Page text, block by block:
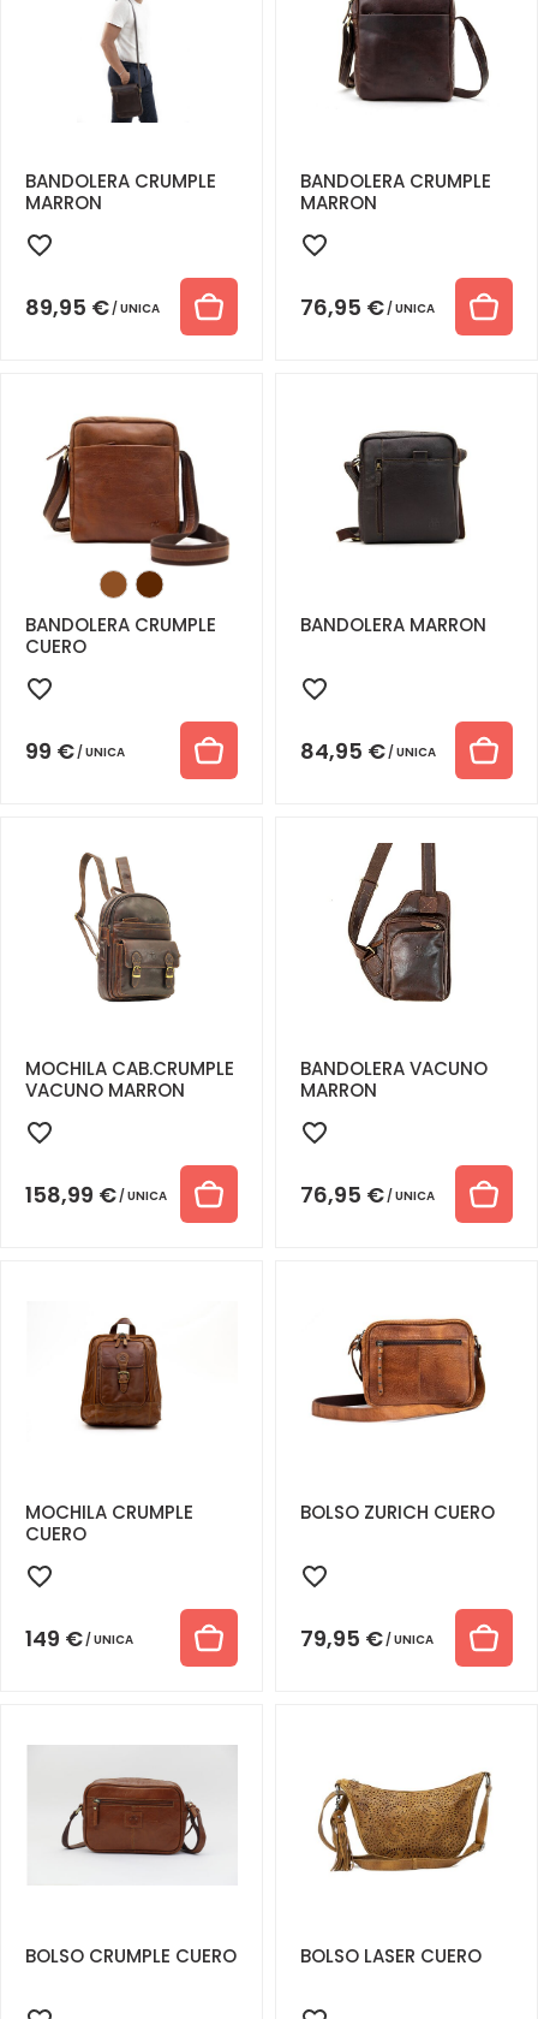
BANDOLERA CRUMPLE
MARRON
89,95 € UNICA
BANDOLERA CRUMPLE
MARRON
76,95 € UNICA
BANDOLERA CRUMPLE
CUERO
99 € UNICA
BANDOLERA MARRON
84,95 € UNICA
MOCHILA CAB.CRUMPLE
VACUNO MARRON
158,99 € UNICA
BANDOLERA VACUNO
MARRON
76,95 € UNICA
MOCHILA CRUMPLE
CUERO
149 € UNICA
BOLSO ZURICH CUERO
79,95 € UNICA
BOLSO CRUMPLE CUERO BOLSO LASER CUERO